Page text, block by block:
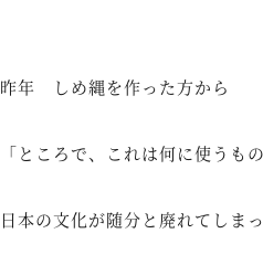
昨年 しめ縄を作った方から
「ところで、これは何に使うも
日本の文化が随分と廃れてしま